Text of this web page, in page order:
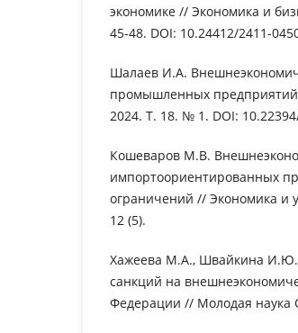
экономике // Экономика и
45-48. DOI: 10.24412/2411-
Шалаев И.А.
промышленных предприятий
2024. Т. 18. № 1. DOI:
Кошеваров М.В.
импортоориентированных
ограничений // Экономика
12 (5).
Хажеева М.А., Швайкина И.Ю.
санкций на
Федерации // Молодая наука